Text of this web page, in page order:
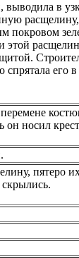
в
покровом
этой
его
носил
пятеро